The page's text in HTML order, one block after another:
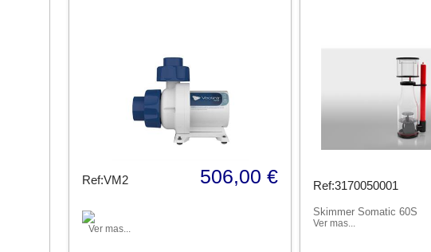
Ref:VM2 506,00 €
Ver mas...
Ref:3170050001
Skimmer Somatic 60S
Ver mas...